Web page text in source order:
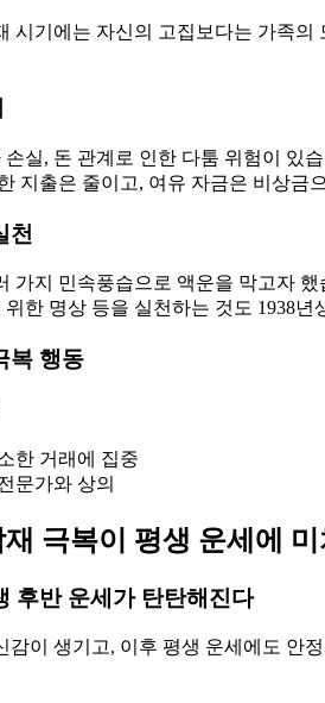
시기에는 자신의 고집보다는 가족
실, 돈 관계로 인한 다툼 위험이 있
지출은 줄이고, 여유 자금은 비상금
천
가지 민속풍습으로 액운을 막고자
한 명상 등을 실천하는 것도 1938
복 행동
한 거래에 집중
문가와 상의
극복이 평생 운세에
후반 운세가 탄탄해진다
이 생기고, 이후 평생 운세에도 안